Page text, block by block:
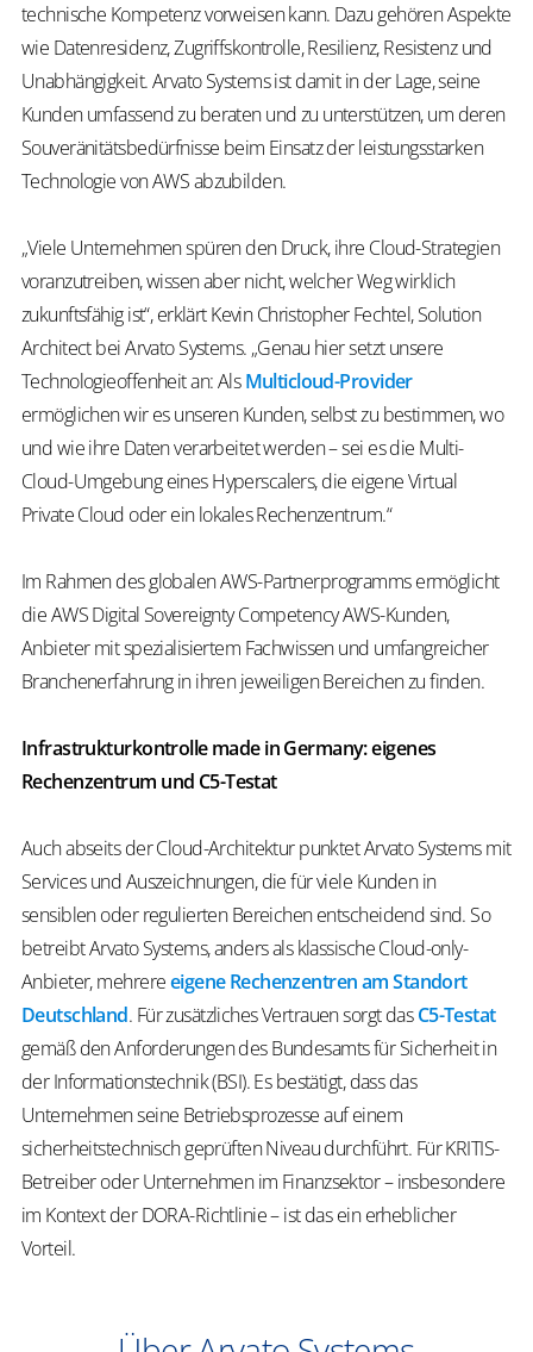
technische Kompetenz vorweisen kann. Dazu gehören Aspekte
wie Datenresidenz, Zugriffskontrolle, Resilienz, Resistenz und
Unabhängigkeit. Arvato Systems ist damit in der Lage, seine
Kunden umfassend zu beraten und zu unterstützen, um deren
Souveränitätsbedürfnisse beim Einsatz der leistungsstarken
Technologie von AWS abzubilden.
„Viele Unternehmen spüren den Druck, ihre Cloud-Strategien
voranzutreiben, wissen aber nicht, welcher Weg wirklich
zukunftsfähig ist“, erklärt Kevin Christopher Fechtel, Solution
Architect bei Arvato Systems. „Genau hier setzt unsere
Technologieoffenheit an: AlsMulticloud-Provider
ermöglichen wir es unseren Kunden, selbst zu bestimmen, wo
und wie ihre Daten verarbeitet werden – sei es die Multi-
Cloud-Umgebung eines Hyperscalers, die eigene Virtual
Private Cloud oder ein lokales Rechenzentrum.“
Im Rahmen des globalen AWS-Partnerprogramms ermöglicht
die AWS Digital Sovereignty Competency AWS-Kunden,
Anbieter mit spezialisiertem Fachwissen und umfangreicher
Branchenerfahrung in ihren jeweiligen Bereichen zu finden.
Infrastrukturkontrolle made in Germany: eigenes
Rechenzentrum und C5-Testat
Auch abseits der Cloud-Architektur punktet Arvato Systems mit
Services und Auszeichnungen, die für viele Kunden in
sensiblen oder regulierten Bereichen entscheidend sind. So
betreibt Arvato Systems, anders als klassische Cloud-only-
Anbieter, mehrereeigene Rechenzentren am Standort
Deutschland. Für zusätzliches Vertrauen sorgt dasC5-Testat
gemäß den Anforderungen des Bundesamts für Sicherheit in
der Informationstechnik (BSI). Es bestätigt, dass das
Unternehmen seine Betriebsprozesse auf einem
sicherheitstechnisch geprüften Niveau durchführt. Für KRITIS-
Betreiber oder Unternehmen im Finanzsektor – insbesondere
im Kontext der DORA-Richtlinie – ist das ein erheblicher
Vorteil.